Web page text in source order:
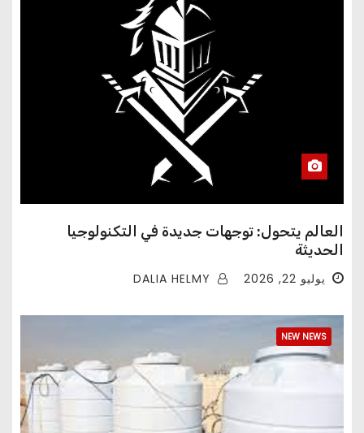
العالم يتحول: توجهات جديدة في التكنولوجيا
الحديثة
يوليو 22, 2026
NEW NEWS